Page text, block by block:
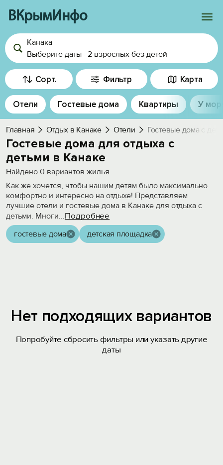
ВКрымИнфо
Войти
Избранное
История просмотра
Добавить свой объект
Канака
Выберите даты · 2 взрослых без детей
Сорт. Фильтр Карта
Отели Гостевые дома Квартиры У
Главная Отдых в Канаке Отели Гостевые дома с
Гостевые дома для отдыха с
детьми в Канаке
Найдено 0 вариантов жилья
Как же хочется, чтобы нашим детям было максимально
комфортно и интересно на отдыхе! Представляем
лучшие отели и гостевые дома в Канаке для отдыха с
детьми. Многи...Подробнее
гостевые дома детская площадка
Нет подходящих вариантов
Попробуйте сбросить фильтры или указать другие
даты